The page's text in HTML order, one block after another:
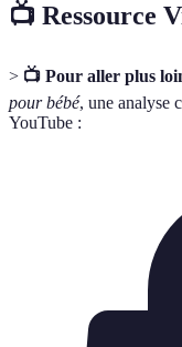
📺 Ressource
> 📺 Pour aller plus
pour bébé, une analyse
YouTube :